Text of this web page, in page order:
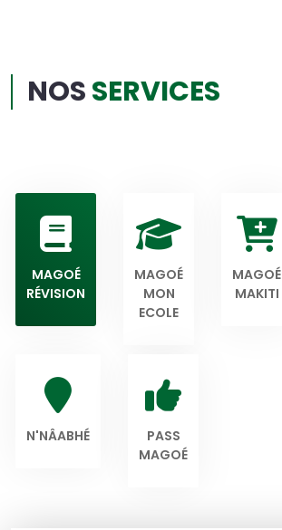
NOSSERVICES
MAGOÉ
RÉVISION
MAGOÉ
MON
ECOLE
MAGOÉ
MAKITI
N'NÂABHÉ
PASS
MAGOÉ